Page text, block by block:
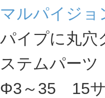
マルパイジ
パイプに丸穴
ステムパーツ
Φ3～35 15